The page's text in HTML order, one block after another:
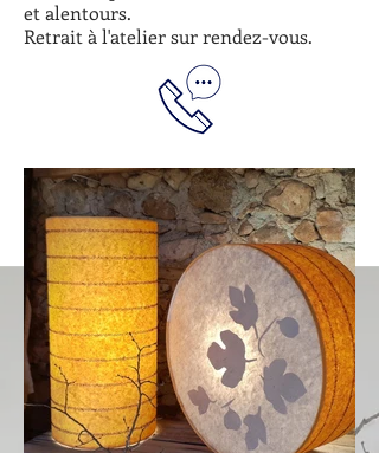
et alentours.
Retrait à l'atelier sur rendez-vous.